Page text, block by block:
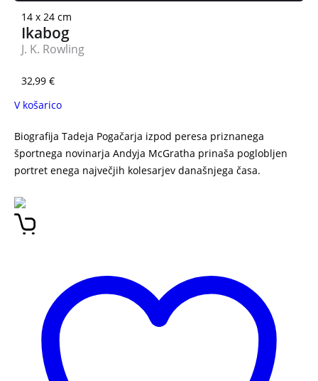
14 x 24 cm
Ikabog
J. K. Rowling
32,99 €
V košarico
Biografija Tadeja Pogačarja izpod peresa priznanega
športnega novinarja Andyja McGratha prinaša poglobljen
portret enega največjih kolesarjev današnjega časa.